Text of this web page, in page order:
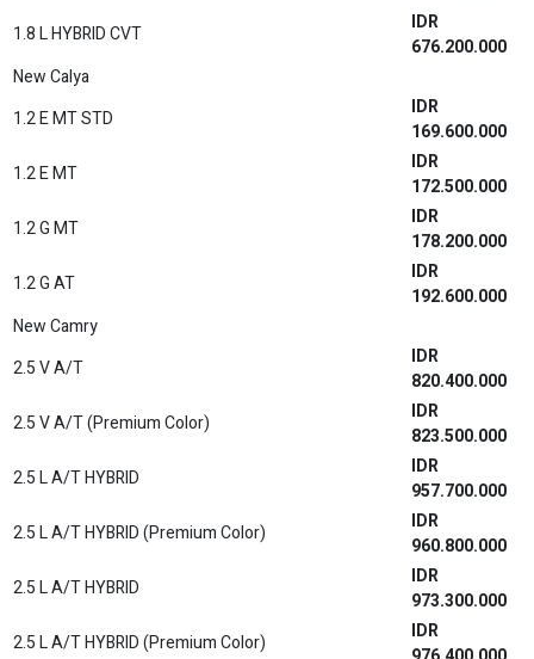
A/T ONE TONE (Premium Color)
IDR
679.600.000
2.8 VRZ 4X4 A/T
756.300.000
2.8 VRZ 4X4 A/T GR-SPORT TSS TWO TONE
IDR
791.200.000
IDR
786.200.000
IDR
582.200.000
IDR
2.7 SRZ 4x2 A/T
IDR
623.400.000
2.7 SRZ 4x2 A/T NON RSE
IDR
617.800.000
ONE TONE (Non Premium Color)
IDR
632.800.000
ONE TONE (Premium Color)
IDR
635.800.000
TWO TONE (Premium Color)
IDR
637.900.000
2.7 SRZ GR SPORT 4x2 A/T NON RSE
IDR
627.200.000